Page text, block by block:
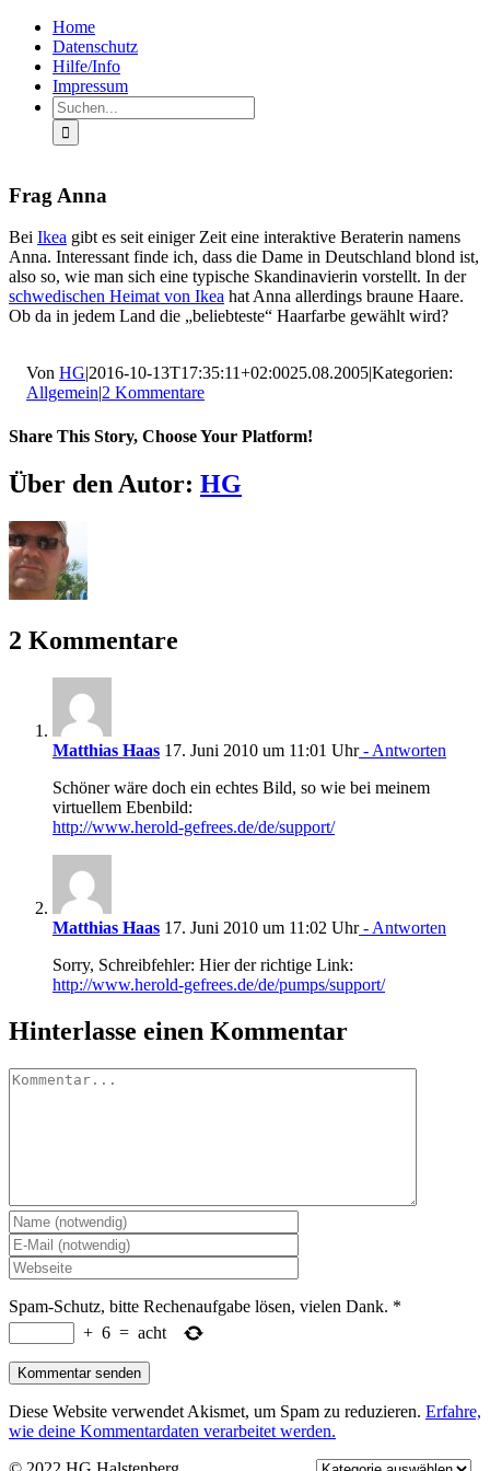
Zum
Inhalt
springen
FacebookHome
Datenschutz
Hilfe/Info
Impressum
Suche
nach:
Frag Anna
Bei Ikea gibt es seit einiger Zeit eine interaktive Beraterin namens
Anna. Interessant finde ich, dass die Dame in Deutschland blond ist,
also so, wie man sich eine typische Skandinavierin vorstellt. In der
schwedischen Heimat von Ikea hat Anna allerdings braune Haare.
Ob da in jedem Land die „beliebteste“ Haarfarbe gewählt wird?
Von HG|2016-10-13T17:35:11+02:0025.08.2005|Kategorien:
Allgemein|2 Kommentare
Share This Story, Choose Your Platform!
Facebook
X
LinkedIn
Pinterest
E-
Mail
Über den Autor: HG
2 Kommentare
Matthias Haas 17. Juni 2010 um 11:01 Uhr- Antworten
Schöner wäre doch ein echtes Bild, so wie bei meinem
virtuellem Ebenbild:
http://www.herold-gefrees.de/de/support/
Matthias Haas 17. Juni 2010 um 11:02 Uhr- Antworten
Sorry, Schreibfehler: Hier der richtige Link:
http://www.herold-gefrees.de/de/pumps/support/
Hinterlasse einen Kommentar
Kommentar
Spam-Schutz, bitte Rechenaufgabe lösen, vielen Dank. *
+ 6 = acht
Diese Website verwendet Akismet, um Spam zu reduzieren. Erfahre,
wie deine Kommentardaten verarbeitet werden.